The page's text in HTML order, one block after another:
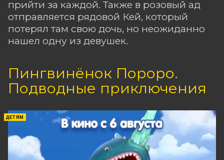
прийти за каждой. Также в розовый ад
отправляется рядовой Кей, который
потерял там свою дочь, но неожиданно
нашел одну из девушек.
Пингвинёнок Пороро.
Подводные приключения
ДЕТЯМ